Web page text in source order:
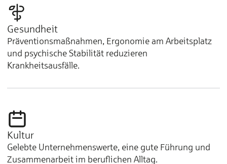
Gesundheit
Präventionsmaßnahmen, Ergonomie am Arbeitsplatz
und psychische Stabilität reduzieren
Krankheitsausfälle.
Kultur
Gelebte Unternehmenswerte, eine gute Führung und
Zusammenarbeit im beruflichen Alltag.